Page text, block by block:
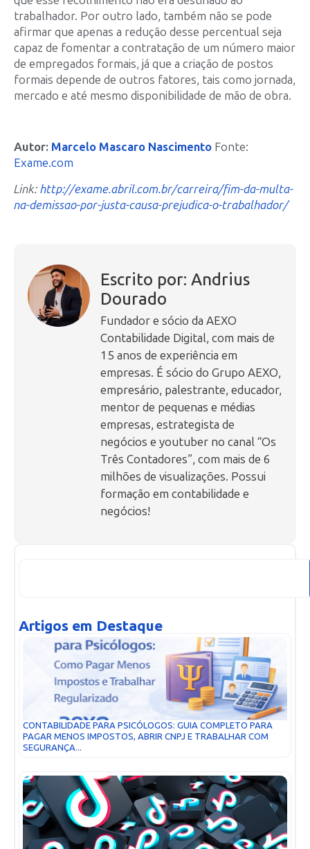
trabalhador. Por outro lado, também não se pode
afirmar que apenas a redução desse percentual seja
capaz de fomentar a contratação de um número maior
de empregados formais, já que a criação de postos
formais depende de outros fatores, tais como jornada,
mercado e até mesmo disponibilidade de mão de obra.
Autor: Marcelo Mascaro Nascimento Fonte:
Exame.com
Link: http://exame.abril.com.br/carreira/fim-da-multa-
na-demissao-por-justa-causa-prejudica-o-trabalhador/
Escrito por: Andrius
Dourado
Fundador e sócio da AEXO
Contabilidade Digital, com mais de
15 anos de experiência em
empresas. É sócio do Grupo AEXO,
empresário, palestrante, educador,
mentor de pequenas e médias
empresas, estrategista de
negócios e youtuber no canal “Os
Três Contadores”, com mais de 6
milhões de visualizações. Possui
formação em contabilidade e
negócios!
Artigos em Destaque
CONTABILIDADE PARA PSICÓLOGOS: GUIA COMPLETO PARA
PAGAR MENOS IMPOSTOS, ABRIR CNPJ E TRABALHAR COM
SEGURANÇA...